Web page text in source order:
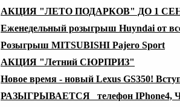
АКЦИЯ "ЛЕТО ПОДАРКОВ" ДО 1
Еженедельный розыгрыш Huyndai от
Розыгрыш MITSUBISHI Pajero Sport
АКЦИЯ "Летний СЮРПРИЗ"
Новое время - новый Lexus GS350!
РАЗЫГРЫВАЕТСЯ телефон